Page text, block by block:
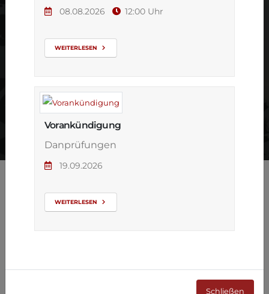
08.08.2026 12:00 Uhr
WEITERLESEN
Vorankündigung
Danprüfungen
19.09.2026
WEITERLESEN
Schließen
Karate Weg
Beginn
ZURÜCK ZUR ÜBERSICHT